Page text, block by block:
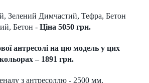
Зелений Димчастий, Тефра, Бетон
Бетон - Ціна 5050 грн.
антресолі на цю модель у цих
кольорах – 1891 грн.
з антресоллю - 2500 мм.